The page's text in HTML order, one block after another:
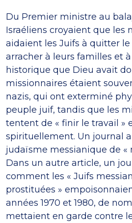
Du Premier ministre au
Israéliens croyaient que les
aidaient les Juifs à quitter le
arracher à leurs familles et
historique que Dieu avait
missionnaires étaient
nazis, qui ont exterminé
peuple juif, tandis que les
tentent de « finir le travail »
spirituellement. Un journal
judaïsme messianique de «
Dans un autre article, un
comment les « Juifs
prostituées »
années 1970 et 1980, de
mettaient en garde contre